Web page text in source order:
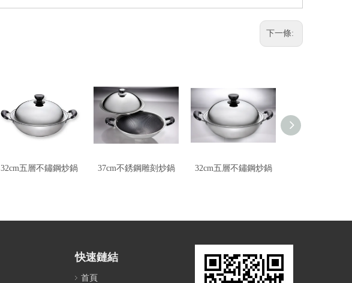
下一條:
32cm五層不鏽鋼炒鍋 37cm不銹鋼雕刻炒鍋 32cm五層不鏽鋼炒鍋
快速鏈結
首頁